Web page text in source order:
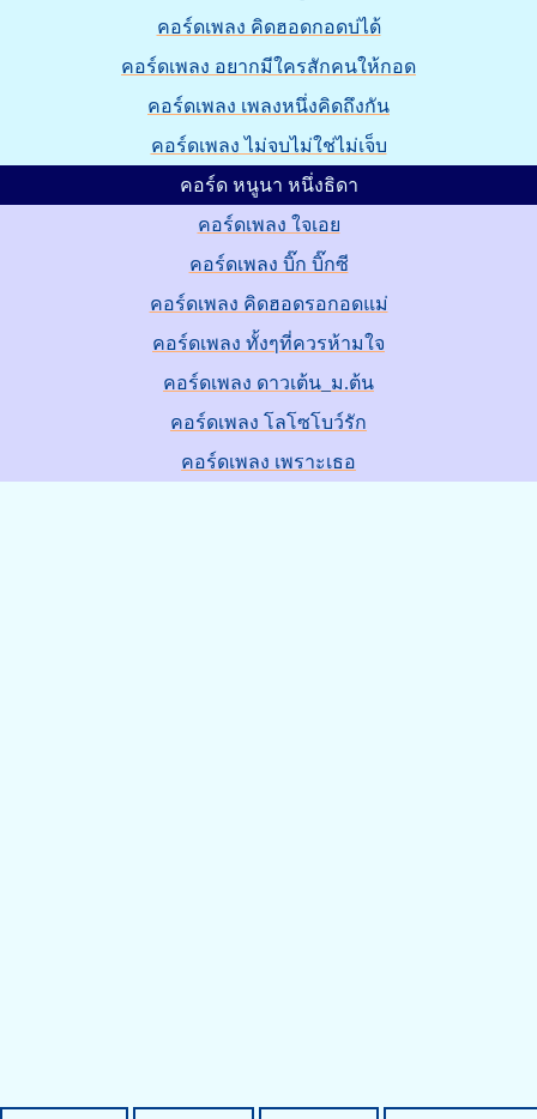
คอร์ดเพลง คิดฮอดกอดบ่ได้
คอร์ดเพลง อยากมีใครสักคนให้กอด
คอร์ดเพลง เพลงหนึ่งคิดถึงกัน
คอร์ดเพลง ไม่จบไม่ใช่ไม่เจ็บ
คอร์ด หนูนา หนึ่งธิดา
คอร์ดเพลง ใจเอย
คอร์ดเพลง บิ๊ก บิ๊กซี
คอร์ดเพลง คิดฮอดรอกอดแม่
คอร์ดเพลง ทั้งๆที่ควรห้ามใจ
คอร์ดเพลง ดาวเต้น_ม.ต้น
คอร์ดเพลง โลโซโบว์รัก
คอร์ดเพลง เพราะเธอ